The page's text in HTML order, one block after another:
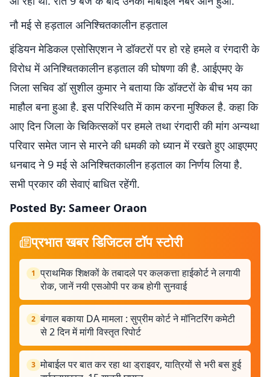
नौ मई से हड़ताल अनिश्चितकालीन हड़ताल
इंडियन मेडिकल एसोसिएशन ने डॉक्टरों पर हो रहे हमले व रंगदारी के
विरोध में अनिश्चितकालीन हड़ताल की घोषणा की है. आईएमए के
जिला सचिव डॉ सुशील कुमार ने बताया कि डॉक्टरों के बीच भय का
माहौल बना हुआ है. इस परिस्थिति में काम करना मुश्किल है. कहा कि
आए दिन जिला के चिकित्सकों पर हमले तथा रंगदारी की मांग अन्यथा
परिवार समेत जान से मारने की धमकी को ध्यान में रखते हुए आइएमए
धनबाद ने 9 मई से अनिश्चितकालीन हड़ताल का निर्णय लिया है.
सभी प्रकार की सेवाएं बाधित रहेंगी.
Posted By: Sameer Oraon
प्रभात खबर डिजिटल टॉप स्टोरी
1 प्राथमिक शिक्षकों के तबादले पर कलकत्ता हाईकोर्ट ने लगायी
रोक, जानें नयी एसओपी पर कब होगी सुनवाई
2 बंगाल बकाया DA मामला : सुप्रीम कोर्ट ने मॉनिटरिंग कमेटी
से 2 दिन में मांगी विस्तृत रिपोर्ट
3 मोबाईल पर बात कर रहा था ड्राइवर, यात्रियों से भरी बस हुई